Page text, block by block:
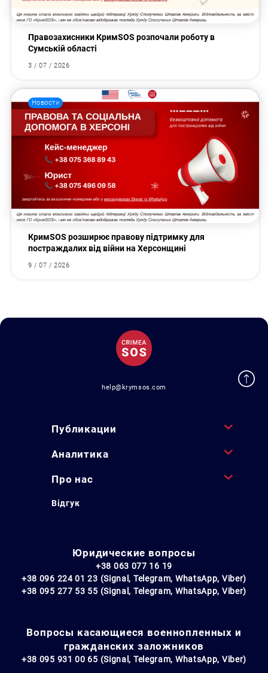
Правозахисники КримSOS розпочали роботу в
Сумській області
3 / 07 / 2026
Новости
КримSOS розширює правову підтримку для
постраждалих від війни на Херсонщині
9 / 07 / 2026
help@krymsos.com
Публикации
Аналитика
Про нас
Відгук
Юридические вопросы
+38 063 077 16 19
+38 096 224 01 23 (Signal, Telegram, WhatsApp, Viber)
+38 095 277 53 55 (Signal, Telegram, WhatsApp, Viber)
Вопросы касающиеся военнопленных и
гражданских заложников
+38 095 931 00 65 (Signal, Telegram, WhatsApp, Viber)